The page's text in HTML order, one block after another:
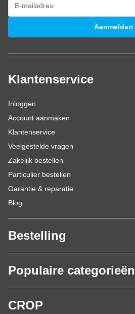
E-mailadres
Aanmelden
Klantenservice
Inloggen
Account aanmaken
Klantenservice
Veelgestelde vragen
Zakelijk bestellen
Particulier bestellen
Garantie & reparatie
Blog
Bestelling
Populaire categorieën
CROP